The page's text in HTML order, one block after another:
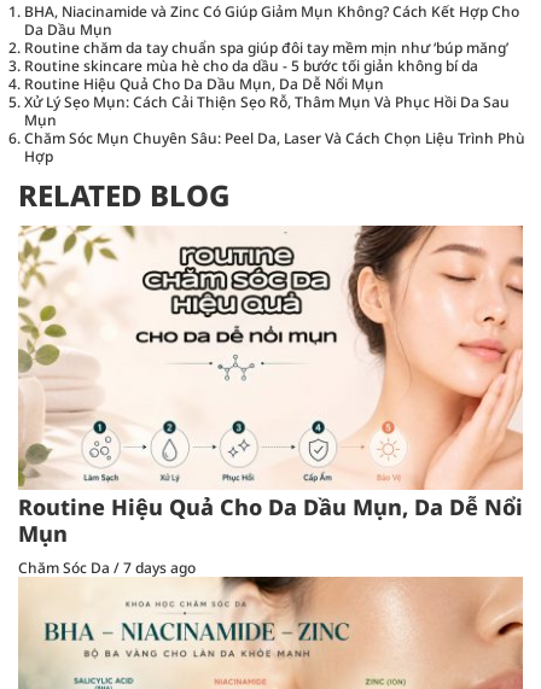
BHA, Niacinamide và Zinc Có Giúp Giảm Mụn Không? Cách Kết Hợp Cho
Da Dầu Mụn
Routine chăm da tay chuẩn spa giúp đôi tay mềm mịn như ‘búp măng’
Routine skincare mùa hè cho da dầu - 5 bước tối giản không bí da
Routine Hiệu Quả Cho Da Dầu Mụn, Da Dễ Nổi Mụn
Xử Lý Sẹo Mụn: Cách Cải Thiện Sẹo Rỗ, Thâm Mụn Và Phục Hồi Da Sau
Mụn
Chăm Sóc Mụn Chuyên Sâu: Peel Da, Laser Và Cách Chọn Liệu Trình Phù
Hợp
RELATED BLOG
Routine Hiệu Quả Cho Da Dầu Mụn, Da Dễ Nổi
Mụn
Chăm Sóc Da /7 days ago